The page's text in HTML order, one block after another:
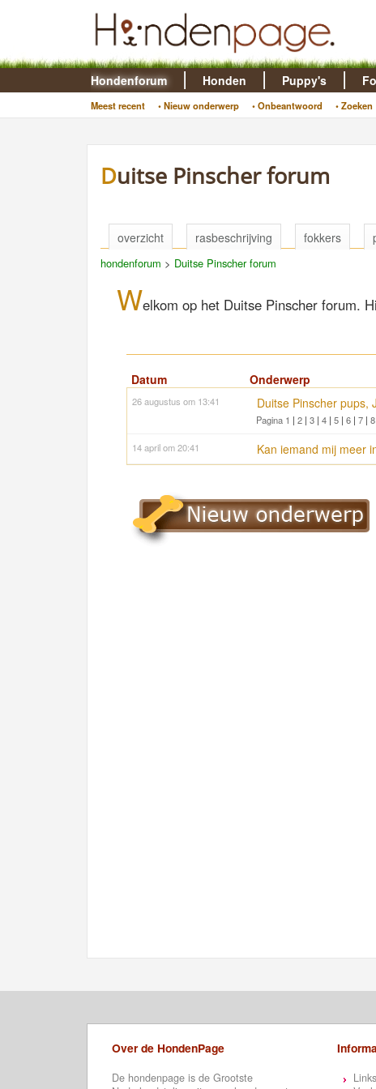
Hondenforum
Meest recent • Nieuw onderwerp • Onbeantwoord • Zoeken
Honden Puppy's
Duitse Pinscher forum
overzicht rasbeschrijving fokkers
hondenforum > Duitse Pinscher forum
Welkom op het Duitse Pinscher forum.
Datum Onderwerp
26 augustus om 13:41 Duitse Pinscher pups,
Pagina 1 | 2 | 3 | 4 | 5 | 6 | 7 | 8
14 april om 20:41 Kan iemand mij meer
Over de HondenPage
De hondenpage is de Grootste
Links